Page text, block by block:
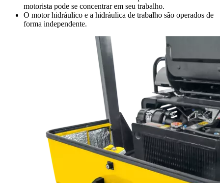
motorista pode se concentrar em seu trabalho.
O motor hidráulico e a hidráulica de trabalho são operados de
forma independente.